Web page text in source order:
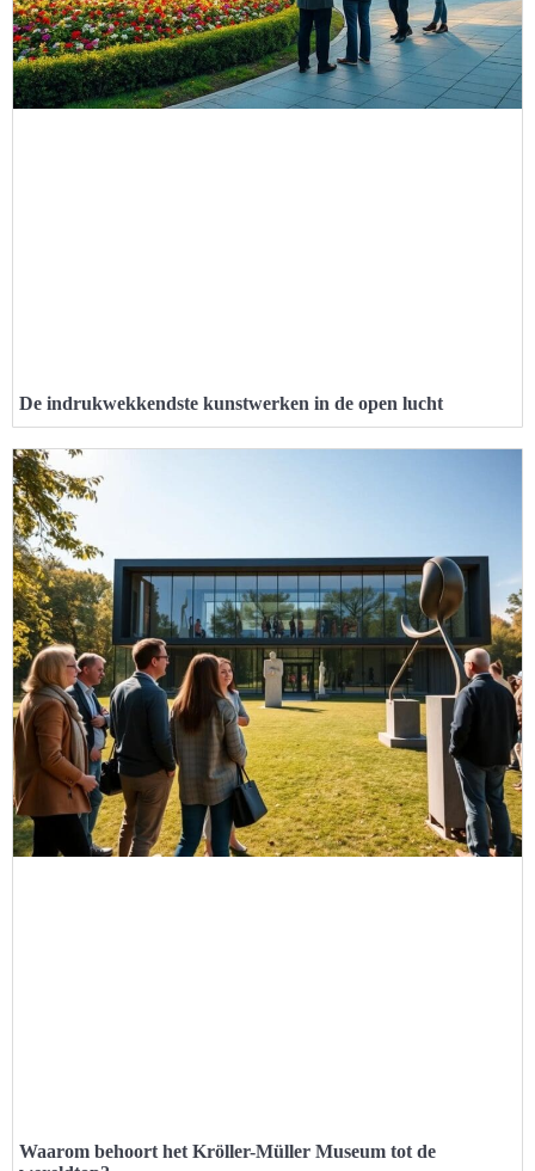
De indrukwekkendste kunstwerken in de open lucht
Waarom behoort het Kröller-Müller Museum tot de